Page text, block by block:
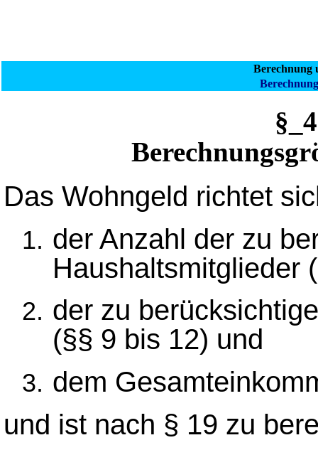
Berechnung
Das Wohngeld richtet
der Anzahl der zu
Haushaltsmitglieder
der zu
(§§ 9 bis 12) und
dem
und ist nach § 19 zu